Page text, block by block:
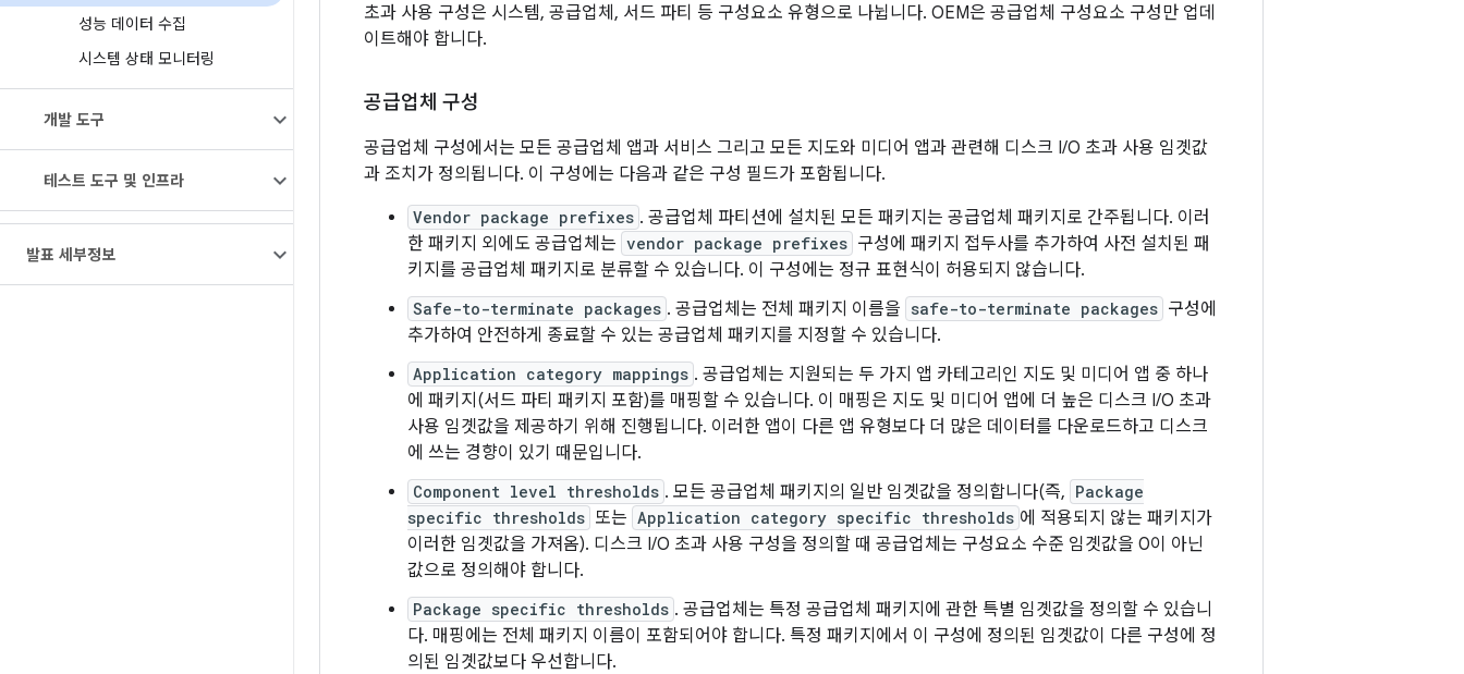
성능 데이터 수집
시스템 상태 모니터링
개발 도구
테스트 도구 및 인프라
발표 세부정보
초과 사용 구성은 시스템, 공급업체, 서드 파티 등 구성요소 유형으로 나뉩니다. OEM은 공급업체 구성요소 구성만 업데
이트해야 합니다.
공급업체 구성
공급업체 구성에서는 모든 공급업체 앱과 서비스 그리고 모든 지도와 미디어 앱과 관련해 디스크 I/O 초과 사용 임곗값
과 조치가 정의됩니다. 이 구성에는 다음과 같은 구성 필드가 포함됩니다.
Vendor package prefixes . 공급업체 파티션에 설치된 모든 패키지는 공급업체 패키지로 간주됩니다. 이러
한 패키지 외에도 공급업체는 vendor package prefixes 구성에 패키지 접두사를 추가하여 사전 설치된 패
키지를 공급업체 패키지로 분류할 수 있습니다. 이 구성에는 정규 표현식이 허용되지 않습니다.
Safe-to-terminate packages . 공급업체는 전체 패키지 이름을 safe-to-terminate packages 구성에
추가하여 안전하게 종료할 수 있는 공급업체 패키지를 지정할 수 있습니다.
Application category mappings . 공급업체는 지원되는 두 가지 앱 카테고리인 지도 및 미디어 앱 중 하나
에 패키지(서드 파티 패키지 포함)를 매핑할 수 있습니다. 이 매핑은 지도 및 미디어 앱에 더 높은 디스크 I/O 초과
사용 임곗값을 제공하기 위해 진행됩니다. 이러한 앱이 다른 앱 유형보다 더 많은 데이터를 다운로드하고 디스크
에 쓰는 경향이 있기 때문입니다.
Component level thresholds . 모든 공급업체 패키지의 일반 임곗값을 정의합니다(즉, Package
specific thresholds 또는 Application category specific thresholds 에 적용되지 않는 패키지가
이러한 임곗값을 가져옴). 디스크 I/O 초과 사용 구성을 정의할 때 공급업체는 구성요소 수준 임곗값을 0이 아닌
값으로 정의해야 합니다.
Package specific thresholds . 공급업체는 특정 공급업체 패키지에 관한 특별 임곗값을 정의할 수 있습니
다. 매핑에는 전체 패키지 이름이 포함되어야 합니다. 특정 패키지에서 이 구성에 정의된 임곗값이 다른 구성에 정
의된 임곗값보다 우선합니다.